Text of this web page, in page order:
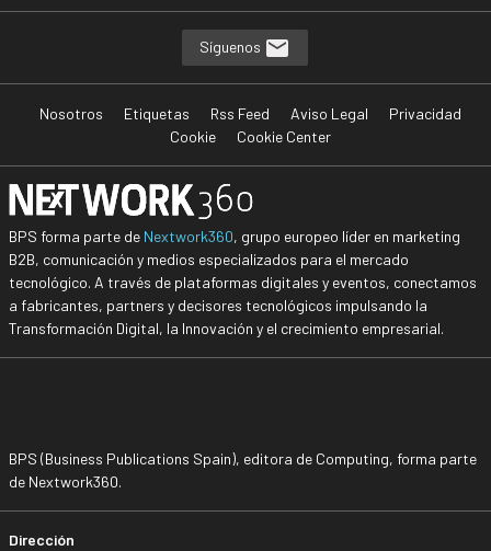
Síguenos
Nosotros Etiquetas Rss Feed Aviso Legal
Privacidad
Cookie
Cookie Center
BPS forma parte de Nextwork360, grupo europeo líder en marketing
B2B, comunicación y medios especializados para el mercado
tecnológico. A través de plataformas digitales y eventos, conectamos
a fabricantes, partners y decisores tecnológicos impulsando la
Transformación Digital, la Innovación y el crecimiento empresarial.
BPS (Business Publications Spain), editora de Computing, forma parte
de Nextwork360.
Dirección